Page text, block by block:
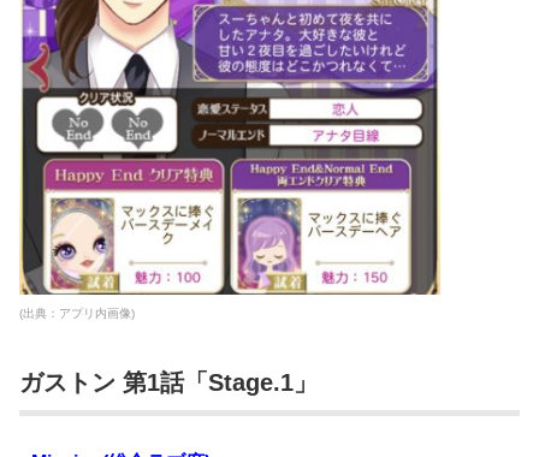
(出典：アプリ内画像)
ガストン 第1話「Stage.1」